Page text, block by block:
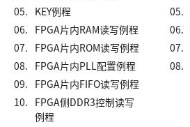
05.
KEY例程
06.
FPGA片内RAM读写例程
07.
FPGA片内ROM读写例程
08.
FPGA片内PLL配置例程
09.
FPGA片内FIFO读写例程
10.
FPGA侧DDR3控制读写
例程
05.
06.
07.
08.